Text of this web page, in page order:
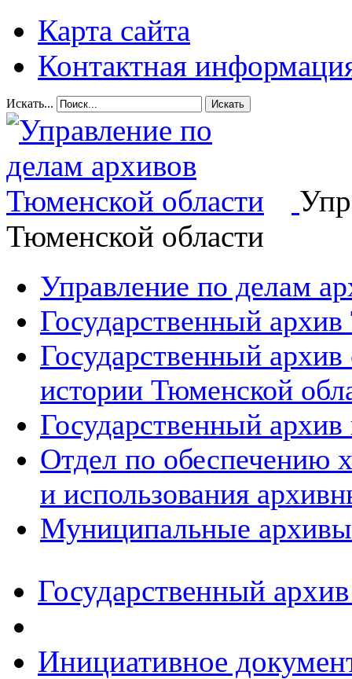
Карта сайта
Контактная
Искать... Искать
Тюменской области
Управление по делам
Государственный
Государственный
истории Тюменской
Государственный архив
Отдел по обеспечению
и использования
Муниципальные архивы
Государственный
Инициативное